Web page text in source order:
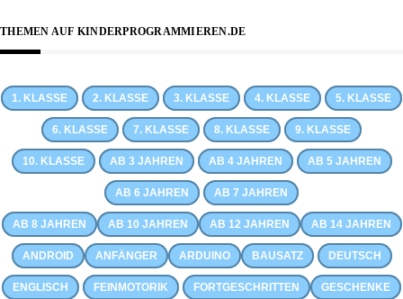
THEMEN AUF KINDERPROGRAMMIEREN.DE
1. KLASSE 2. KLASSE 3. KLASSE 4. KLASSE 5. KLASSE
6. KLASSE 7. KLASSE 8. KLASSE 9. KLASSE
10. KLASSE AB 3 JAHREN AB 4 JAHREN AB 5 JAHREN
AB 6 JAHREN AB 7 JAHREN
AB 8 JAHREN AB 10 JAHREN AB 12 JAHREN AB 14 JAHREN
ANDROID ANFÄNGER ARDUINO BAUSATZ DEUTSCH
ENGLISCH FEINMOTORIK FORTGESCHRITTEN GESCHENKE